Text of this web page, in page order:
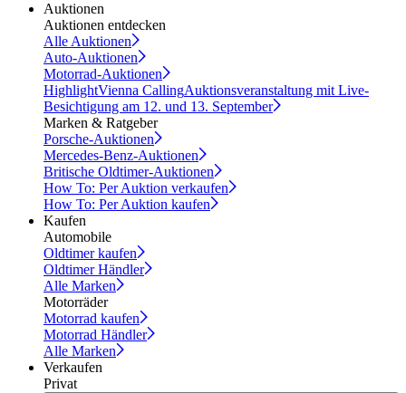
Auktionen
Auktionen entdecken
Alle Auktionen
Auto-Auktionen
Motorrad-Auktionen
HighlightVienna CallingAuktionsveranstaltung mit Live-
Besichtigung am 12. und 13. September
Marken & Ratgeber
Porsche-Auktionen
Mercedes-Benz-Auktionen
Britische Oldtimer-Auktionen
How To: Per Auktion verkaufen
How To: Per Auktion kaufen
Kaufen
Automobile
Oldtimer kaufen
Oldtimer Händler
Alle Marken
Motorräder
Motorrad kaufen
Motorrad Händler
Alle Marken
Verkaufen
Privat